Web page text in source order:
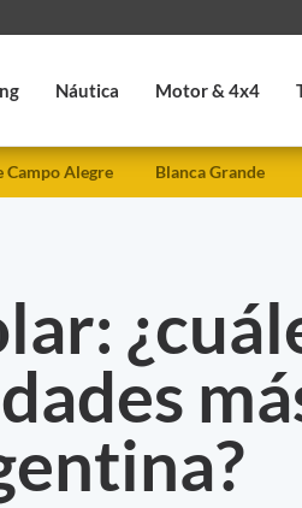
Náutica Motor & 4x4
Campo Alegre Blanca Grande